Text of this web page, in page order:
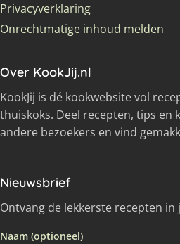
Privacyverklaring
Onrechtmatige inhoud melden
Over KookJij.nl
KookJij is dé kookwebsite vol
thuiskoks. Deel recepten, tips en
andere bezoekers en vind
Nieuwsbrief
Ontvang de lekkerste recepten in
Naam (optioneel)